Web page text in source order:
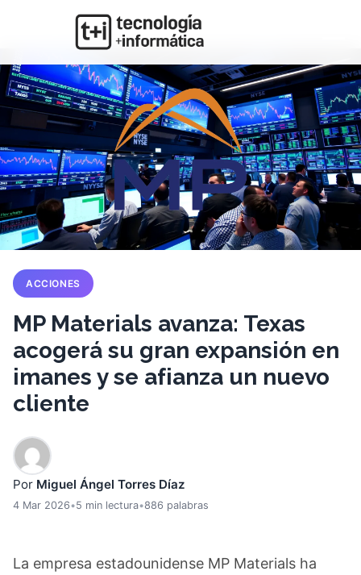
ACCIONES
MP Materials avanza: Texas
acogerá su gran expansión en
imanes y se afianza un nuevo
cliente
Por Miguel Ángel Torres Díaz
4 Mar 2026•5 min lectura•886 palabras
La empresa estadounidense MP Materials ha